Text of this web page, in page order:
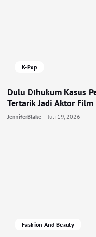
K-Pop
Dulu Dihukum Kasus
Tertarik Jadi Aktor Film
JenniferBlake Juli 19, 2026
Fashion And Beauty